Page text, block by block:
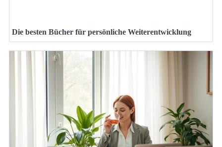
Die besten Bücher für persönliche Weiterentwicklung